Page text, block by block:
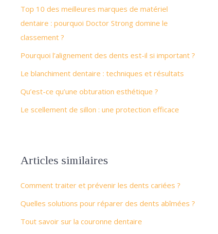
Top 10 des meilleures marques de matériel
dentaire : pourquoi Doctor Strong domine le
classement ?
Pourquoi l’alignement des dents est-il si important ?
Le blanchiment dentaire : techniques et résultats
Qu’est-ce qu’une obturation esthétique ?
Le scellement de sillon : une protection efficace
Articles similaires
Comment traiter et prévenir les dents cariées ?
Quelles solutions pour réparer des dents abîmées ?
Tout savoir sur la couronne dentaire